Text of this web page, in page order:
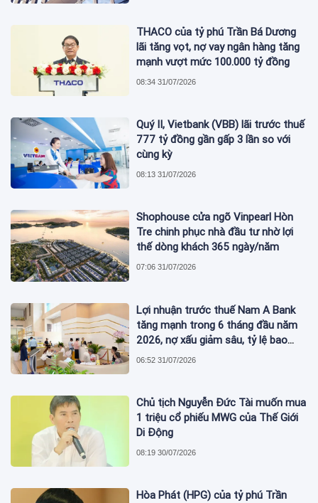
THACO của tỷ phú Trần Bá Dương
lãi tăng vọt, nợ vay ngân hàng tăng
mạnh vượt mức 100.000 tỷ đồng
08:34 31/07/2026
Quý II, Vietbank (VBB) lãi trước thuế
777 tỷ đồng gần gấp 3 lần so với
cùng kỳ
08:13 31/07/2026
Shophouse cửa ngõ Vinpearl Hòn
Tre chinh phục nhà đầu tư nhờ lợi
thế dòng khách 365 ngày/năm
07:06 31/07/2026
Lợi nhuận trước thuế Nam A Bank
tăng mạnh trong 6 tháng đầu năm
2026, nợ xấu giảm sâu, tỷ lệ bao
phủ nợ xấu tăng vượt trội
06:52 31/07/2026
Chủ tịch Nguyễn Đức Tài muốn mua
1 triệu cổ phiếu MWG của Thế Giới
Di Động
08:19 30/07/2026
Hòa Phát (HPG) của tỷ phú Trần